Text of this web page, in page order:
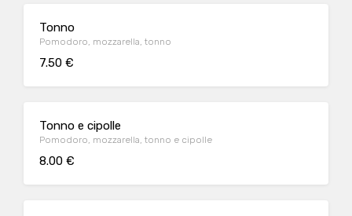
Tonno
Pomodoro, mozzarella, tonno
7.50 €
Tonno e cipolle
Pomodoro, mozzarella, tonno e cipolle
8.00 €